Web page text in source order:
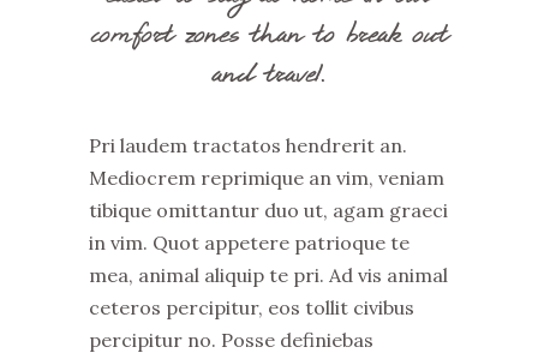
comfort zones than to break out
and travel.
Pri laudem tractatos hendrerit an.
Mediocrem reprimique an vim, veniam
tibique omittantur duo ut, agam graeci
in vim. Quot appetere patrioque te
mea, animal aliquip te pri. Ad vis animal
ceteros percipitur, eos tollit civibus
percipitur no. Posse definiebas